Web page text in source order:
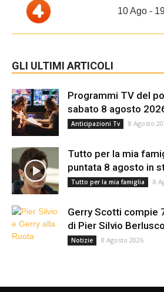
10 Ago -
GLI ULTIMI ARTICOLI
Programmi TV del
sabato 8 agosto
Anticipazioni Tv 8 Agosto
Tutto per la mia
puntata 8 agosto in
Tutto per la mia famiglia 8
Gerry Scotti compie
di Pier Silvio
Notizie 8 Agosto 2026